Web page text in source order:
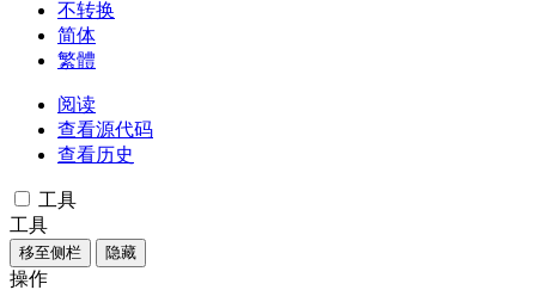
不转换
简体
繁體
阅读
查看源代码
查看历史
工具
工具
移至侧栏 隐藏
操作